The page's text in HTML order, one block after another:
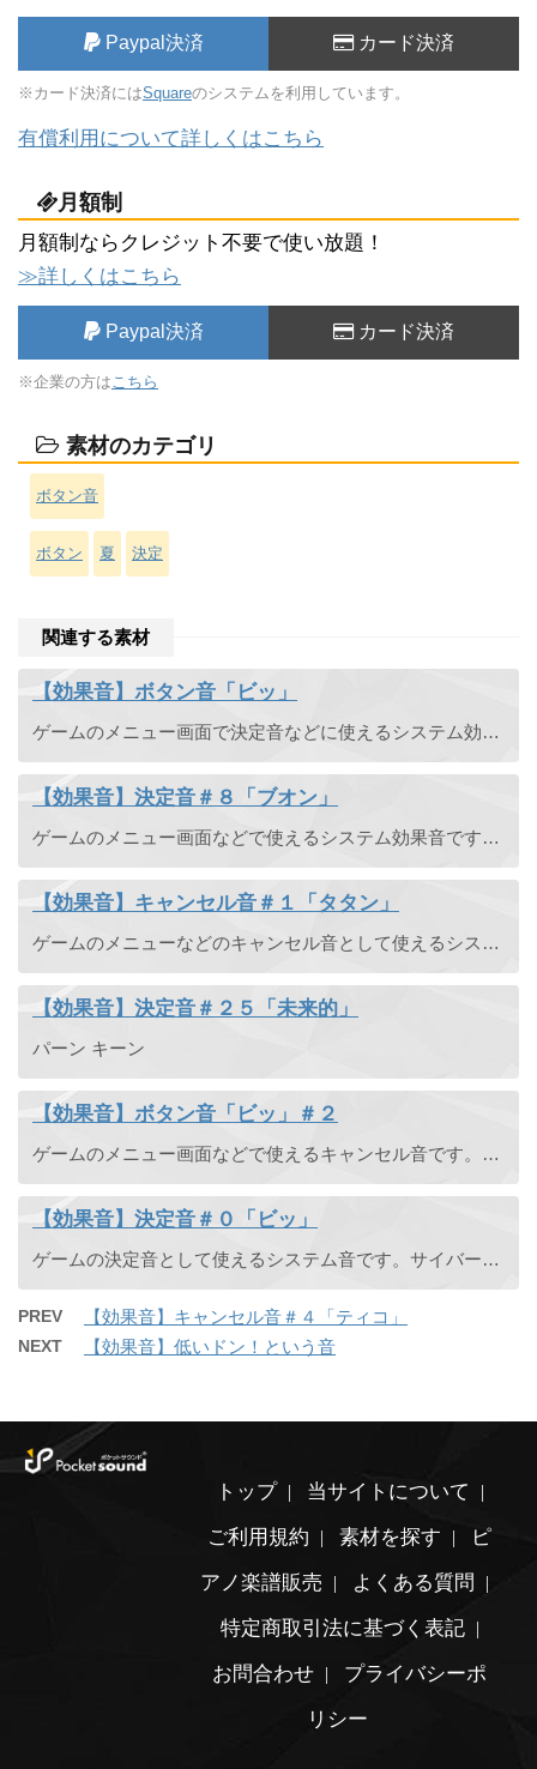
Paypal決済 カード決済
※カード決済にはSquareのシステムを利用しています。
有償利用について詳しくはこちら
月額制
月額制ならクレジット不要で使い放題！
≫詳しくはこちら
Paypal決済 カード決済
※企業の方は こちら
素材のカテゴリ
ボタン音
ボタン 夏 決定
関連する素材
【効果音】ボタン音「ビッ」
ゲームのメニュー画面で決定音などに使えるシステム効果音です。サイバーチックな高い音でビッと鳴ります。
【効果音】決定音＃８「ブオン」
ゲームのメニュー画面などで使えるシステム効果音です。ちょっと重みのある音でブオンと鳴ります。
【効果音】キャンセル音＃１「タタン」
ゲームのメニューなどのキャンセル音として使えるシステム音です。サイバーチックな音で「タタン」と鳴ります。
【効果音】決定音＃２５「未来的」
パーン キーン
【効果音】ボタン音「ビッ」＃２
ゲームのメニュー画面などで使えるキャンセル音です。軽めのかすれるような音で「ビッ」と鳴ります。
【効果音】決定音＃０「ビッ」
ゲームの決定音として使えるシステム音です。サイバーチックな音で「ビッ」と鳴ります。
PREV 【効果音】キャンセル音＃４「ティコ」
NEXT 【効果音】低いドン！という音
トップ
当サイトについて
ご利用規約
素材を探す
ピ
アノ楽譜販売
よくある質問
特定商取引法に基づく表記
お問合わせ
プライバシーポ
リシー